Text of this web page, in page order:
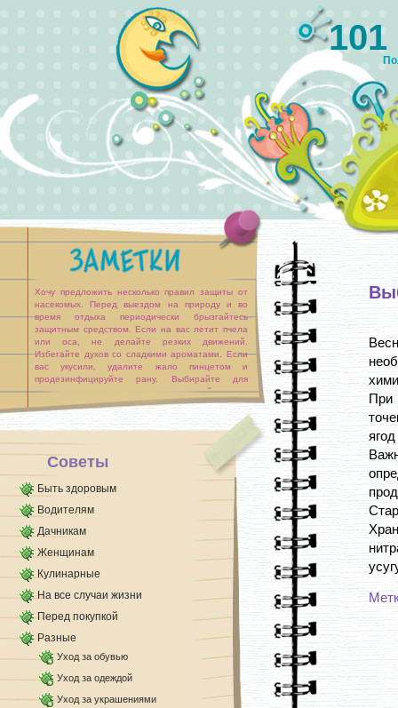
Хочу предложить несколько правил защиты от
насекомых. Перед выездом на природу и во
время отдыха периодически брызгайтесь
защитным средством. Если на вас летит пчела
или оса, не делайте резких движений.
Избегайте духов со сладкими ароматами. Если
вас укусили, удалите жало пинцетом и
продезинфицируйте рану. Выбирайте для
походов светлую одежду — на ней проще
заметить клеща. [...]
Советы
Быть здоровым
Водителям
Дачникам
Женщинам
Кулинарные
На все случаи жизни
Перед покупкой
Разные
Уход за обувью
Уход за одеждой
Уход за украшениями
При